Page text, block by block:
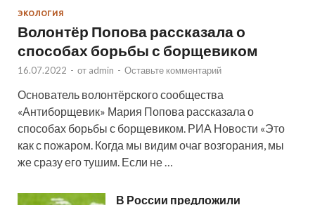
ЭКОЛОГИЯ
Волонтёр Попова рассказала о
способах борьбы с борщевиком
16.07.2022 - от admin - Оставьте комментарий
Основатель волонтёрского сообщества
«Антиборщевик» Мария Попова рассказала о
способах борьбы с борщевиком. РИА Новости «Это
как с пожаром. Когда мы видим очаг возгорания, мы
же сразу его тушим. Если не …
В России предложили